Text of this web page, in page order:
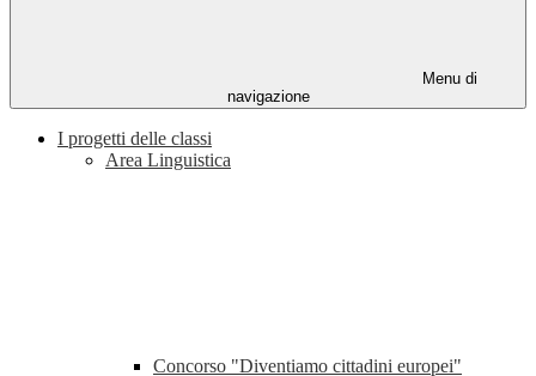
Menu di
navigazione
I progetti delle classi
Area Linguistica
Concorso "Diventiamo cittadini europei"